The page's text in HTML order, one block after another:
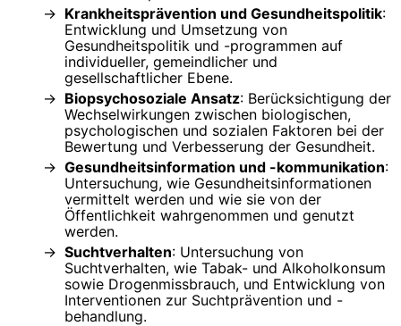
Krankheitsprävention und Gesundheitspolitik:
Entwicklung und Umsetzung von
Gesundheitspolitik und -programmen auf
individueller, gemeindlicher und
gesellschaftlicher Ebene.
Biopsychosoziale Ansatz: Berücksichtigung der
Wechselwirkungen zwischen biologischen,
psychologischen und sozialen Faktoren bei der
Bewertung und Verbesserung der Gesundheit.
Gesundheitsinformation und -kommunikation:
Untersuchung, wie Gesundheitsinformationen
vermittelt werden und wie sie von der
Öffentlichkeit wahrgenommen und genutzt
werden.
Suchtverhalten: Untersuchung von
Suchtverhalten, wie Tabak- und Alkoholkonsum
sowie Drogenmissbrauch, und Entwicklung von
Interventionen zur Suchtprävention und -
behandlung.